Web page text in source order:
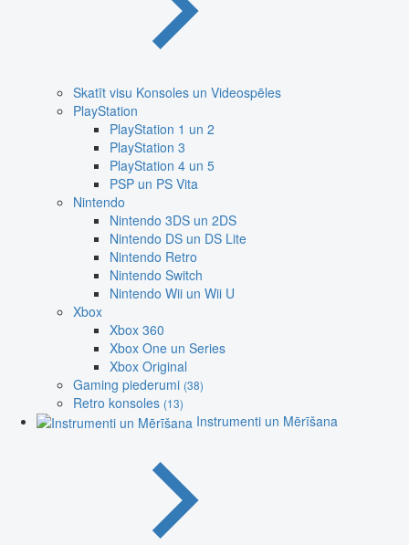
Skatīt visu Konsoles un Videospēles
PlayStation
PlayStation 1 un 2
PlayStation 3
PlayStation 4 un 5
PSP un PS Vita
Nintendo
Nintendo 3DS un 2DS
Nintendo DS un DS Lite
Nintendo Retro
Nintendo Switch
Nintendo Wii un Wii U
Xbox
Xbox 360
Xbox One un Series
Xbox Original
Gaming piederumi (38)
Retro konsoles (13)
Instrumenti un Mērīšana